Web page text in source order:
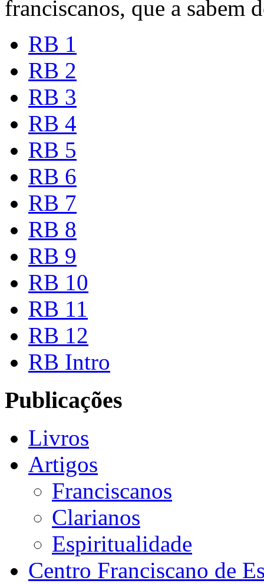
franciscanos, que a sabem
RB 1
RB 2
RB 3
RB 4
RB 5
RB 6
RB 7
RB 8
RB 9
RB 10
RB 11
RB 12
RB Intro
Publicações
Livros
Artigos
Franciscanos
Clarianos
Espiritualidade
Centro Franciscano de